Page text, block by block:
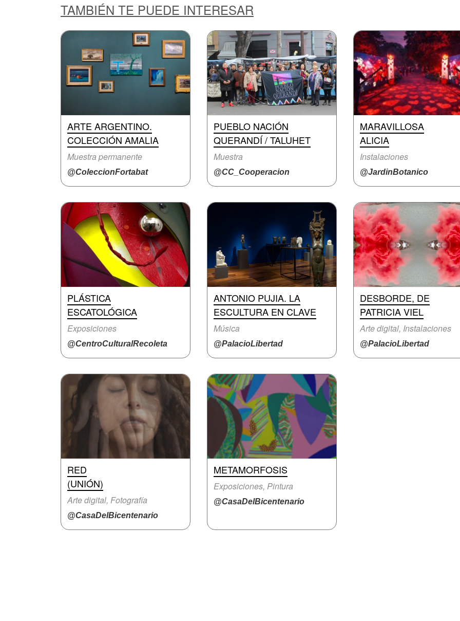
TAMBIÉN TE PUEDE INTERESAR
ARTE ARGENTINO.
COLECCIÓN AMALIA
Muestra permanente
@ColeccionFortabat
PUEBLO NACIÓN
QUERANDÍ / TALUHET
Muestra
@CC_Cooperacion
MARAVILLOSA
ALICIA
Instalaciones
@JardinBotanico
PLÁSTICA
ESCATOLÓGICA
Exposiciones
@CentroCulturalRecoleta
ANTONIO PUJIA. LA
ESCULTURA EN CLAVE
Música
@PalacioLibertad
DESBORDE, DE
PATRICIA VIEL
Arte digital, Instalaciones
@PalacioLibertad
RED
(UNIÓN)
Arte digital, Fotografía
@CasaDelBicentenario
METAMORFOSIS
Exposiciones, Pintura
@CasaDelBicentenario